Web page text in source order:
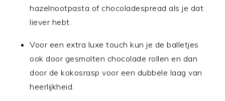
hazelnootpasta of chocoladespread als je dat
liever hebt.
Voor een extra luxe touch kun je de balletjes
ook door gesmolten chocolade rollen en dan
door de kokosrasp voor een dubbele laag van
heerlijkheid.